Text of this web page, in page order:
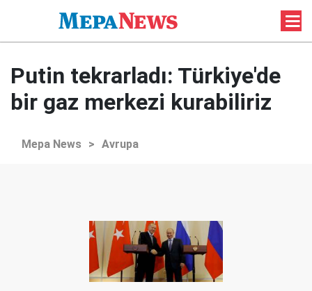
Putin tekrarladı: Türkiye'de
bir gaz merkezi kurabiliriz
Mepa News > Avrupa